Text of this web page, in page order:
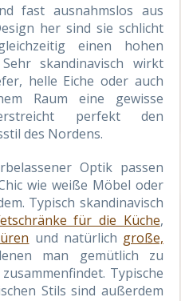
fast ausnahmslos aus
her sind sie schlicht
einen hohen
skandinavisch wirkt
helle Eiche oder auch
Raum eine gewisse
perfekt den
des Nordens.
Optik passen
wie weiße Möbel oder
Typisch skandinavisch
für die Küche,
und natürlich große,
man gemütlich zu
Typische
Stils sind außerdem